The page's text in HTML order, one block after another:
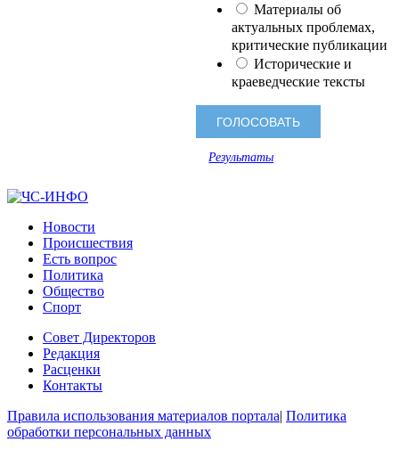
Материалы об
актуальных проблемах,
критические публикации
Исторические и
краеведческие тексты
Результаты
Новости
Происшествия
Есть вопрос
Политика
Общество
Спорт
Совет Директоров
Редакция
Расценки
Контакты
Правила использования материалов портала| Политика
обработки персональных данных